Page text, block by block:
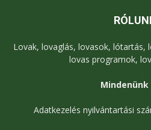
Lovak, lovaglás, lovasok, lótartás,
lovas programok,
Mindenünk
Adatkezelés nyilvántartási